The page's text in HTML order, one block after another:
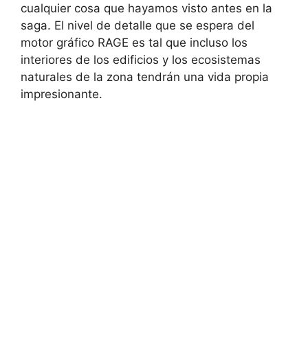
cualquier cosa que hayamos visto antes en la
saga. El nivel de detalle que se espera del
motor gráfico RAGE es tal que incluso los
interiores de los edificios y los ecosistemas
naturales de la zona tendrán una vida propia
impresionante.